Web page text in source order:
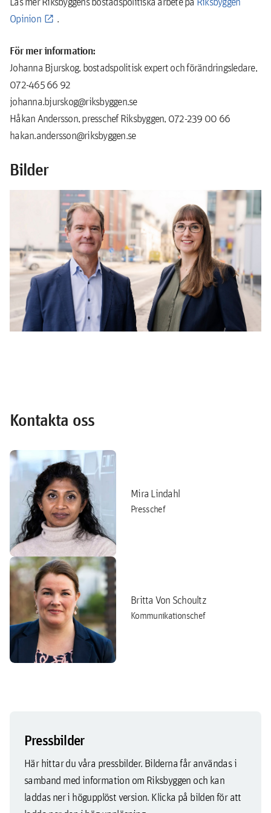
Opinion
.
För mer information:
Johanna Bjurskog, bostadspolitisk expert och förändringsledare,
072-465 66 92
johanna.bjurskog@riksbyggen.se
Håkan Andersson, presschef Riksbyggen, 072-239 00 66
hakan.andersson@riksbyggen.se
Bilder
Kontakta oss
Mira Lindahl
Presschef
Britta Von Schoultz
Kommunikationschef
Pressbilder
Här hittar du våra pressbilder. Bilderna får användas i
samband med information om Riksbyggen och kan
laddas ner i högupplöst version. Klicka på bilden för att